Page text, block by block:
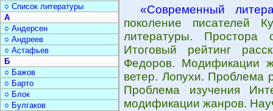
«Современный
поколение писателей
литературы. Простора
Итоговый рейтинг
Федоров. Модификации
ветер. Лопухи. Проблема
Проблема изучения
модификации жанров.
○ Список литературы
А
○ Андерсен
○ Андреев
○ Астафьев
Б
○ Бажов
○ Барто
○ Блок
○ Булгаков